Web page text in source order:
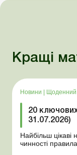
Кращі
Новини Щоденний
20
31.07.2026)
Найбільш
чинності